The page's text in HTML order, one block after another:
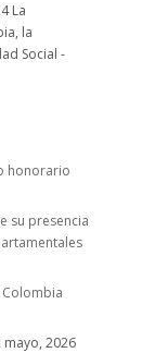
La
la
Social -
honorario
su presencia
mayo, 2026